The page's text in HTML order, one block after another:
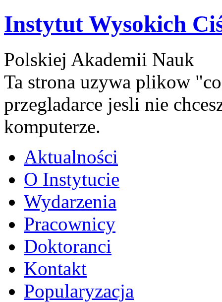
Instytut Wysokich
Polskiej Akademii Nauk
Ta strona uzywa plikow
przegladarce jesli nie
komputerze.
Aktualności
O Instytucie
Wydarzenia
Pracownicy
Doktoranci
Kontakt
Popularyzacja